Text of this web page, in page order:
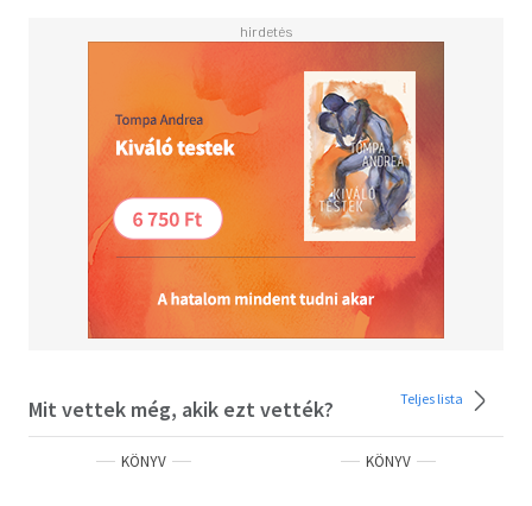
Mit vettek még, akik ezt vették? Teljes lista
KÖNYV KÖNYV